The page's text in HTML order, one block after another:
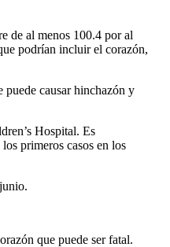
de al menos 100.4 por al
podrían incluir el corazón,
puede causar hinchazón y
Hospital. Es
primeros casos en los
que puede ser fatal.